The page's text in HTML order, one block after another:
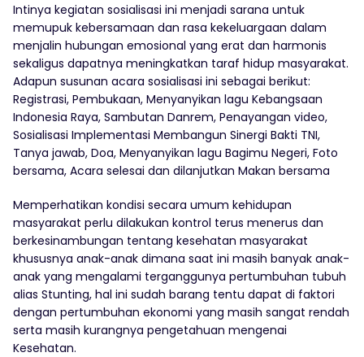
Intinya kegiatan sosialisasi ini menjadi sarana untuk
memupuk kebersamaan dan rasa kekeluargaan dalam
menjalin hubungan emosional yang erat dan harmonis
sekaligus dapatnya meningkatkan taraf hidup masyarakat.
Adapun susunan acara sosialisasi ini sebagai berikut:
Registrasi, Pembukaan, Menyanyikan lagu Kebangsaan
Indonesia Raya, Sambutan Danrem, Penayangan video,
Sosialisasi Implementasi Membangun Sinergi Bakti TNI,
Tanya jawab, Doa, Menyanyikan lagu Bagimu Negeri, Foto
bersama, Acara selesai dan dilanjutkan Makan bersama
Memperhatikan kondisi secara umum kehidupan
masyarakat perlu dilakukan kontrol terus menerus dan
berkesinambungan tentang kesehatan masyarakat
khususnya anak-anak dimana saat ini masih banyak anak-
anak yang mengalami terganggunya pertumbuhan tubuh
alias Stunting, hal ini sudah barang tentu dapat di faktori
dengan pertumbuhan ekonomi yang masih sangat rendah
serta masih kurangnya pengetahuan mengenai
Kesehatan.